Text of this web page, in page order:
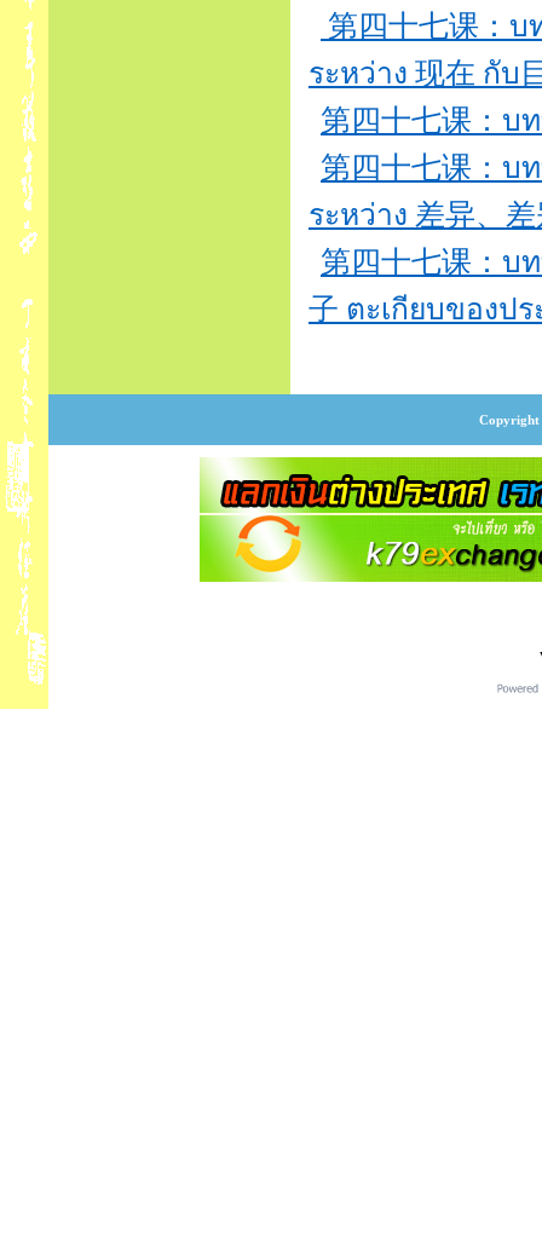
第四十七课：
ระหว่าง 现在 กับ
第四十七课：บ
第四十七课：บ
ระหว่าง 差异、
第四十七课：บ
子 ตะเกียบของป
Copyright